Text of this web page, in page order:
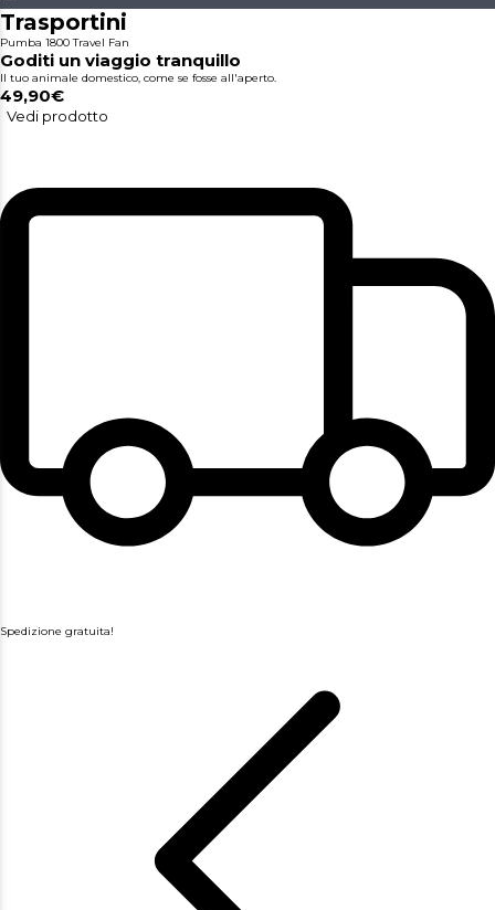
Trasportini
Pumba 1800 Travel Fan
Goditi un viaggio tranquillo
Il tuo animale domestico, come se fosse all'aperto.
49,90€
Vedi prodotto
Spedizione gratuita!